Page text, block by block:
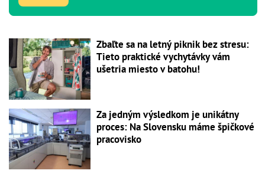
Zbaľte sa na letný piknik bez stresu:
Tieto praktické vychytávky vám
ušetria miesto v batohu!
Za jedným výsledkom je unikátny
proces: Na Slovensku máme špičkové
pracovisko